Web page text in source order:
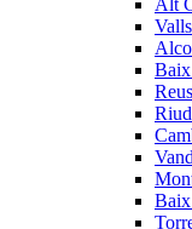
Alt
Valls
Reus